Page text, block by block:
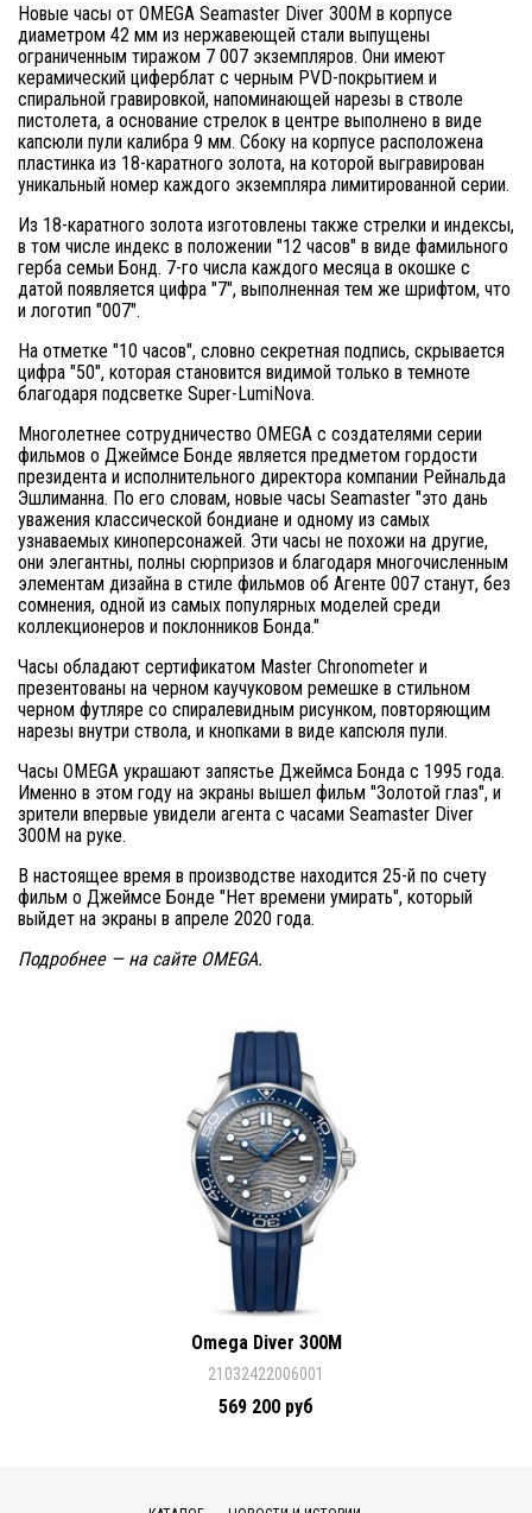
Новые часы от OMEGA Seamaster Diver 300M в корпусе
диаметром 42 мм из нержавеющей стали выпущены
ограниченным тиражом 7 007 экземпляров. Они имеют
керамический циферблат с черным PVD-покрытием и
спиральной гравировкой, напоминающей нарезы в стволе
пистолета, а основание стрелок в центре выполнено в виде
капсюли пули калибра 9 мм. Сбоку на корпусе расположена
пластинка из 18-каратного золота, на которой выгравирован
уникальный номер каждого экземпляра лимитированной серии.
Из 18-каратного золота изготовлены также стрелки и индексы,
в том числе индекс в положении "12 часов" в виде фамильного
герба семьи Бонд. 7-го числа каждого месяца в окошке с
датой появляется цифра "7", выполненная тем же шрифтом, что
и логотип "007".
На отметке "10 часов", словно секретная подпись, скрывается
цифра "50", которая становится видимой только в темноте
благодаря подсветке Super-LumiNova.
Многолетнее сотрудничество OMEGA с создателями серии
фильмов о Джеймсе Бонде является предметом гордости
президента и исполнительного директора компании Рейнальда
Эшлиманна. По его словам, новые часы Seamaster "это дань
уважения классической бондиане и одному из самых
узнаваемых киноперсонажей. Эти часы не похожи на другие,
они элегантны, полны сюрпризов и благодаря многочисленным
элементам дизайна в стиле фильмов об Агенте 007 станут, без
сомнения, одной из самых популярных моделей среди
коллекционеров и поклонников Бонда."
Часы обладают сертификатом Master Chronometer и
презентованы на черном каучуковом ремешке в стильном
черном футляре со спиралевидным рисунком, повторяющим
нарезы внутри ствола, и кнопками в виде капсюля пули.
Часы OMEGA украшают запястье Джеймса Бонда с 1995 года.
Именно в этом году на экраны вышел фильм "Золотой глаз", и
зрители впервые увидели агента с часами Seamaster Diver
300M на руке.
В настоящее время в производстве находится 25-й по счету
фильм о Джеймсе Бонде "Нет времени умирать", который
выйдет на экраны в апреле 2020 года.
Подробнее — на сайте OMEGA.
Omega Diver 300M
21032422006001
569 200 руб